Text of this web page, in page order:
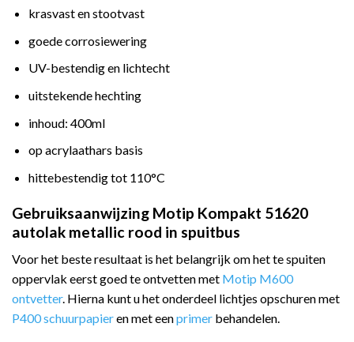
krasvast en stootvast
goede corrosiewering
UV-bestendig en lichtecht
uitstekende hechting
inhoud: 400ml
op acrylaathars basis
hittebestendig tot 110°C
Gebruiksaanwijzing Motip Kompakt 51620
autolak metallic rood in spuitbus
Voor het beste resultaat is het belangrijk om het te spuiten
oppervlak eerst goed te ontvetten met Motip M600
ontvetter. Hierna kunt u het onderdeel lichtjes opschuren met
P400 schuurpapieren met eenprimer behandelen.